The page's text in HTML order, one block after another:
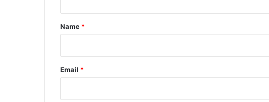
*
Name *
Email *